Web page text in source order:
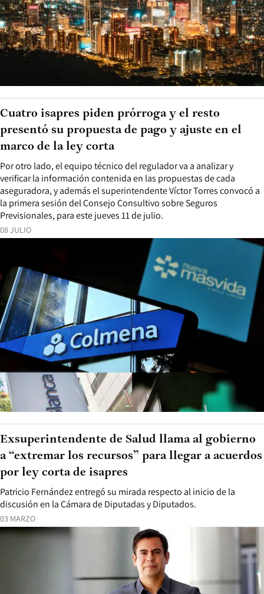
08 JULIO
Por otro lado, el equipo técnico del regulador va a analizar y
verificar la información contenida en las propuestas de cada
aseguradora, y además el superintendente Víctor Torres convocó a
la primera sesión del Consejo Consultivo sobre Seguros
Previsionales, para este jueves 11 de julio.
Cuatro isapres piden prórroga y el resto
presentó su propuesta de pago y ajuste en el
marco de la ley corta
03 MARZO
Patricio Fernández entregó su mirada respecto al inicio de la
discusión en la Cámara de Diputadas y Diputados.
Exsuperintendente de Salud llama al gobierno
a “extremar los recursos” para llegar a acuerdos
por ley corta de isapres